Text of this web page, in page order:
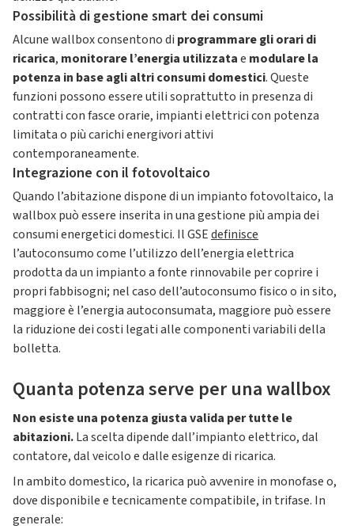
Possibilità di gestione smart dei consumi
Alcune wallbox consentono di programmare gli orari di
ricarica, monitorare l’energia utilizzatae modulare la
potenza in base agli altri consumi domestici. Queste
funzioni possono essere utili soprattutto in presenza di
contratti con fasce orarie, impianti elettrici con potenza
limitata o più carichi energivori attivi
contemporaneamente.
Integrazione con il fotovoltaico
Quando l’abitazione dispone di un impianto fotovoltaico, la
wallbox può essere inserita in una gestione più ampia dei
consumi energetici domestici. Il GSEdefinisce
l’autoconsumo come l’utilizzo dell’energia elettrica
prodotta da un impianto a fonte rinnovabile per coprire i
propri fabbisogni; nel caso dell’autoconsumo fisico o in sito,
maggiore è l’energia autoconsumata, maggiore può essere
la riduzione dei costi legati alle componenti variabili della
bolletta.
Quanta potenza serve per una wallbox
Non esiste una potenza giusta valida per tutte le
abitazioni.La scelta dipende dall’impianto elettrico, dal
contatore, dal veicolo e dalle esigenze di ricarica.
In ambito domestico, la ricarica può avvenire in monofase o,
dove disponibile e tecnicamente compatibile, in trifase. In
generale: